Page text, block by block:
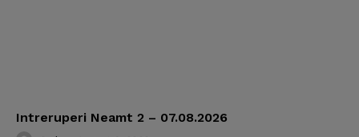
Intreruperi Neamt 2 – 07.08.2026